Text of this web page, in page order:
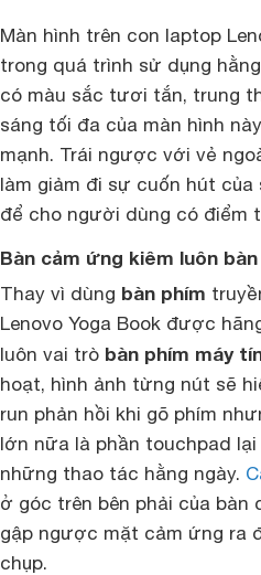
Màn hình trên con laptop
trong quá trình sử dụng
có màu sắc tươi tắn, trung
sáng tối đa của màn hình
mạnh. Trái ngược với vẻ
làm giảm đi sự cuốn hút của
để cho người dùng có điểm
Bàn cảm ứng kiêm luôn
Thay vì dùng bàn phím
Lenovo Yoga Book được
luôn vai trò bàn phím máy
hoạt, hình ảnh từng nút sẽ
run phản hồi khi gõ phím
lớn nữa là phần touchpad
những thao tác hằng ngày.
ở góc trên bên phải của bàn
gập ngược mặt cảm ứng ra
chụp.